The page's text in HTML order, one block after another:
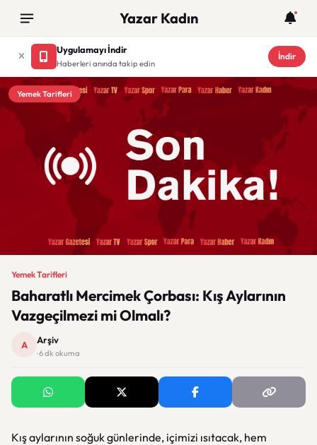
Yazar Kadın
Uygulamayı İndir
Haberleri anında takip edin
İndir
Yemek Tarifleri
Yemek Tarifleri
Baharatlı Mercimek Çorbası: Kış Aylarının
Vazgeçilmezi mi Olmalı?
A Arşiv
· 6 dk okuma
Kış aylarının soğuk günlerinde, içimizi ısıtacak, hem